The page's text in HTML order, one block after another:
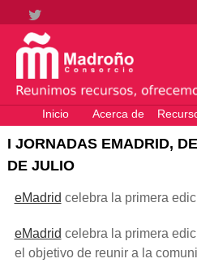
Twitter
Inicio Acerca de
I JORNADAS EMADRID,
DE JULIO
eMadrid celebra la primera
eMadrid celebra la primera
el objetivo de reunir a la